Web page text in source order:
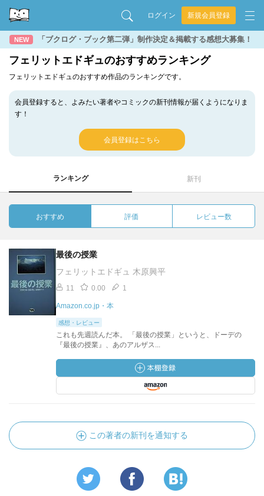
ログイン 新規会員登録
NEW 「ブクログ・ブック第二弾」制作決定＆掲載する感想大募集！
フェリットエドギュのおすすめランキング
フェリットエドギュのおすすめ作品のランキングです。
会員登録すると、よみたい著者やコミックの新刊情報が届くようになりま
す！
会員登録はこちら
ランキング 新刊
おすすめ 評価 レビュー数
最後の授業
フェリットエドギュ 木原興平
11 0.00 1
Amazon.co.jp・本
感想・レビュー
これも先週読んだ本。 「最後の授業」というと、ドーデの
『最後の授業』、あのアルザス...
この著者の新刊を通知する